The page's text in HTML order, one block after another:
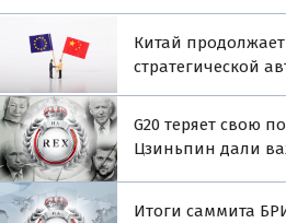
Китай
стратегической
G20 теряет свою
Цзиньпин дали
Итоги саммита